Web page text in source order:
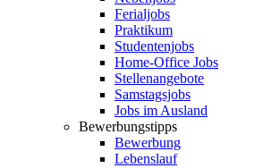
Ferialjobs
Praktikum
Studentenjobs
Home-Office Jobs
Stellenangebote
Samstagsjobs
Jobs im Ausland
Bewerbungstipps
Bewerbung
Lebenslauf